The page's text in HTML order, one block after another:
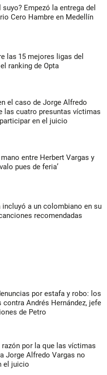
suyo? Empezó la entrega del
Cero Hambre en Medellín
las 15 mejores ligas del
ranking de Opta
el caso de Jorge Alfredo
las cuatro presuntas víctimas
en el juicio
entre Herbert Vargas y
pues de feria’
incluyó a un colombiano en su
recomendadas
por estafa y robo: los
Andrés Hernández, jefe
de Petro
razón por la que las víctimas
Jorge Alfredo Vargas no
el juicio